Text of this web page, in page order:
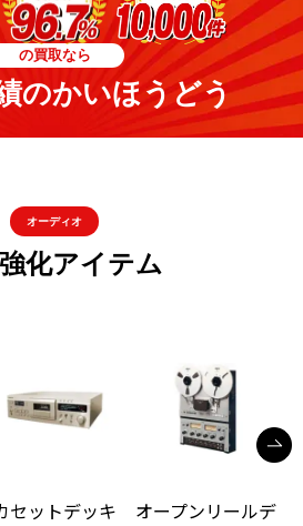
の買取なら
のかいほうどう
オーディオ
化アイテム
セットデッキ
オープンリールデ